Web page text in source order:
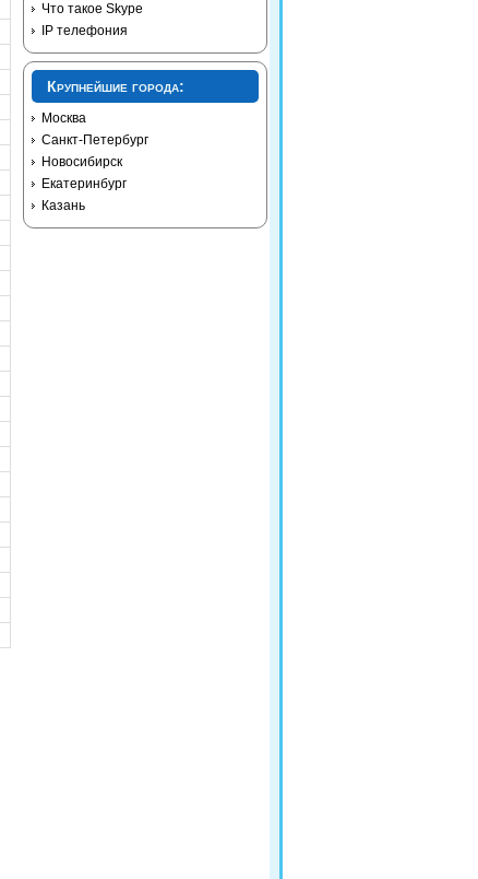
Что такое Skype
IP телефония
Крупнейшие города:
Москва
Санкт-Петербург
Новосибирск
Екатеринбург
Казань